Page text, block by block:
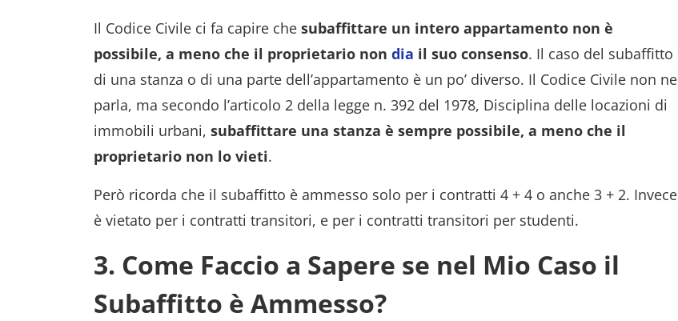
Il Codice Civile ci fa capire che subaffittare un intero appartamento non è
possibile, a meno che il proprietario non dia il suo consenso. Il caso del subaffitto
di una stanza o di una parte dell’appartamento è un po’ diverso. Il Codice Civile non ne
parla, ma secondo l’articolo 2 della legge n. 392 del 1978, Disciplina delle locazioni di
immobili urbani, subaffittare una stanza è sempre possibile, a meno che il
proprietario non lo vieti.
Però ricorda che il subaffitto è ammesso solo per i contratti 4 + 4 o anche 3 + 2. Invece
è vietato per i contratti transitori, e per i contratti transitori per studenti.
3. Come Faccio a Sapere se nel Mio Caso il
Subaffitto è Ammesso?